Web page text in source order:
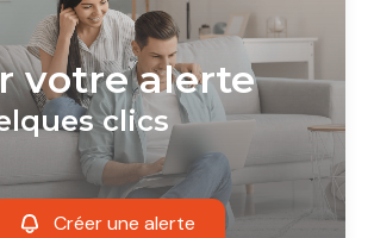
votre alerte
clics
Créer une alerte